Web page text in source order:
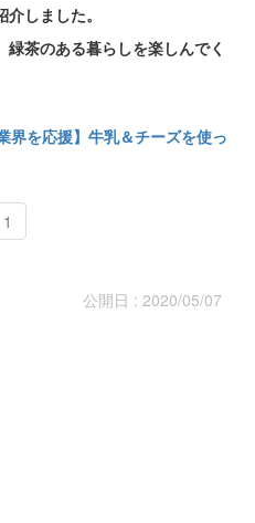
しました。
茶のある暮らしを楽しんでく
界を応援】牛乳＆チーズを使っ
1
公開日 : 2020/05/07